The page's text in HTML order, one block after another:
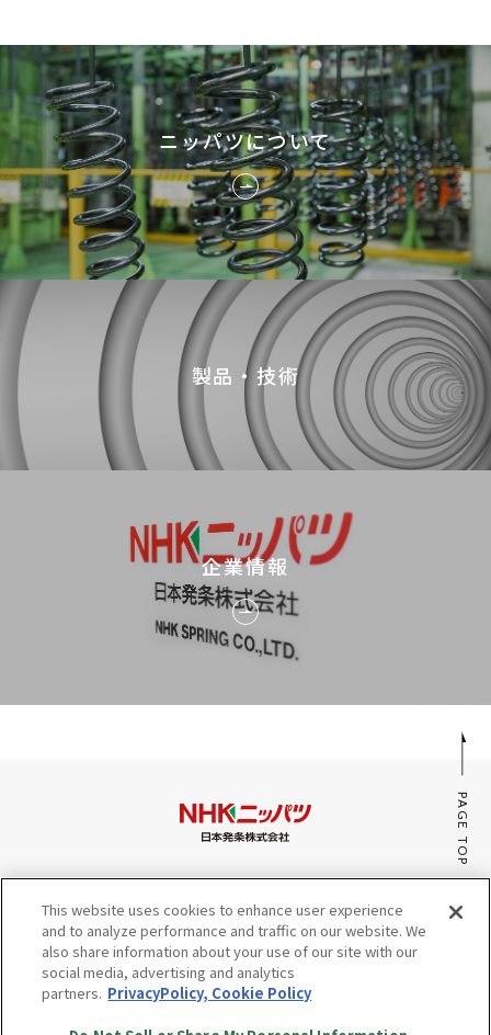
ニッパツについて
製品・技術
企業情報
PAGE TOP
みんなのaiポータル
サイトマップ
プライバシーポリシー・Cookieポリシー
Do Not Sell or Share My Personal Information
This website uses cookies to enhance user experience
and to analyze performance and traffic on our website. We
also share information about your use of our site with our
social media, advertising and analytics
partners. PrivacyPolicy, Cookie Policy